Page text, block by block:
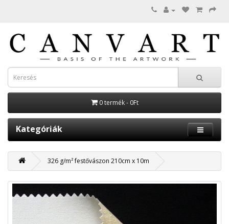
0 termék - 0Ft
Kategóriák
326 g/m² festővászon 210cm x 10m